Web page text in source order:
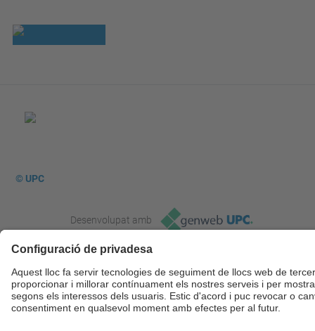
© UPC
Desenvolupat amb
Mapa del lloc
Avís legal
Configuració de privadesa